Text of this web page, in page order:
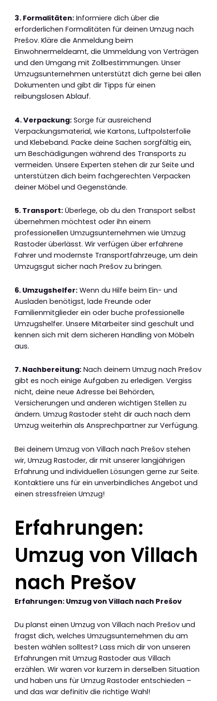
3. Formalitäten: Informiere dich über die
erforderlichen Formalitäten für deinen Umzug nach
Prešov. Kläre die Anmeldung beim
Einwohnermeldeamt, die Ummeldung von Verträgen
und den Umgang mit Zollbestimmungen. Unser
Umzugsunternehmen unterstützt dich gerne bei allen
Dokumenten und gibt dir Tipps für einen
reibungslosen Ablauf.
4. Verpackung: Sorge für ausreichend
Verpackungsmaterial, wie Kartons, Luftpolsterfolie
und Klebeband. Packe deine Sachen sorgfältig ein,
um Beschädigungen während des Transports zu
vermeiden. Unsere Experten stehen dir zur Seite und
unterstützen dich beim fachgerechten Verpacken
deiner Möbel und Gegenstände.
5. Transport: Überlege, ob du den Transport selbst
übernehmen möchtest oder ihn einem
professionellen Umzugsunternehmen wie Umzug
Rastoder überlässt. Wir verfügen über erfahrene
Fahrer und modernste Transportfahrzeuge, um dein
Umzugsgut sicher nach Prešov zu bringen.
6. Umzugshelfer: Wenn du Hilfe beim Ein- und
Ausladen benötigst, lade Freunde oder
Familienmitglieder ein oder buche professionelle
Umzugshelfer. Unsere Mitarbeiter sind geschult und
kennen sich mit dem sicheren Handling von Möbeln
aus.
7. Nachbereitung: Nach deinem Umzug nach Prešov
gibt es noch einige Aufgaben zu erledigen. Vergiss
nicht, deine neue Adresse bei Behörden,
Versicherungen und anderen wichtigen Stellen zu
ändern. Umzug Rastoder steht dir auch nach dem
Umzug weiterhin als Ansprechpartner zur Verfügung.
Bei deinem Umzug von Villach nach Prešov stehen
wir, Umzug Rastoder, dir mit unserer langjährigen
Erfahrung und individuellen Lösungen gerne zur Seite.
Kontaktiere uns für ein unverbindliches Angebot und
einen stressfreien Umzug!
Erfahrungen:
Umzug von Villach
nach Prešov
Erfahrungen: Umzug von Villach nach Prešov
Du planst einen Umzug von Villach nach Prešov und
fragst dich, welches Umzugsunternehmen du am
besten wählen solltest? Lass mich dir von unseren
Erfahrungen mit Umzug Rastoder aus Villach
erzählen. Wir waren vor kurzem in derselben Situation
und haben uns für Umzug Rastoder entschieden –
und das war definitiv die richtige Wahl!